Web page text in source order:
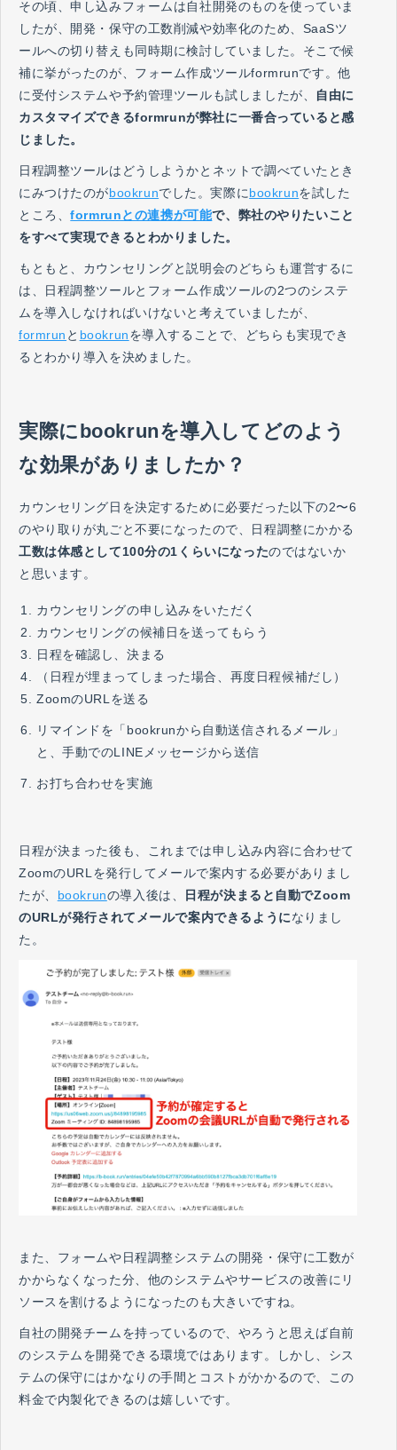
その頃、申し込みフォームは自社開発のものを使っていま
したが、開発・保守の工数削減や効率化のため、SaaSツ
ールへの切り替えも同時期に検討していました。そこで候
補に挙がったのが、フォーム作成ツールformrunです。他
に受付システムや予約管理ツールも試しましたが、
自由に
カスタマイズできるformrunが弊社に一番合っていると感
じました。
日程調整ツールはどうしようかとネットで調べていたとき
にみつけたのがbookrunでした。実際にbookrunを試した
ところ、formrunとの連携が可能で、弊社のやりたいこと
をすべて実現できるとわかりました。
もともと、カウンセリングと説明会のどちらも運営するに
は、日程調整ツールとフォーム作成ツールの2つのシステ
ムを導入しなければいけないと考えていましたが、
formrun と bookrunを導入することで、どちらも実現でき
るとわかり導入を決めました。
実際にbookrunを導入してどのよう
な効果がありましたか？
カウンセリング日を決定するために必要だった以下の2〜6
のやり取りが丸ごと不要になったので、日程調整にかかる
工数は体感として100分の1くらいになったのではないか
と思います。
カウンセリングの申し込みをいただく
カウンセリングの候補日を送ってもらう
日程を確認し、決まる
（日程が埋まってしまった場合、再度日程候補だし）
ZoomのURLを送る
リマインドを「bookrunから自動送信されるメール」
と、手動でのLINEメッセージから送信
お打ち合わせを実施
日程が決まった後も、これまでは申し込み内容に合わせて
ZoomのURLを発行してメールで案内する必要がありまし
たが、 bookrunの導入後は、
日程が決まると自動でZoom
のURLが発行されてメールで案内できるようになりまし
た。
また、フォームや日程調整システムの開発・保守に工数が
かからなくなった分、他のシステムやサービスの改善にリ
ソースを割けるようになったのも大きいですね。
自社の開発チームを持っているので、やろうと思えば自前
のシステムを開発できる環境ではあります。しかし、シス
テムの保守にはかなりの手間とコストがかかるので、この
料金で内製化できるのは嬉しいです。